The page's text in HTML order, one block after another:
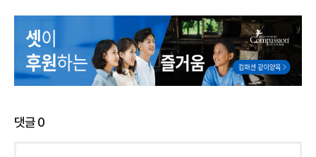
댓글0